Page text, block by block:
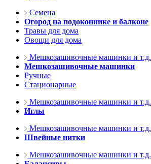
Семена
Огород на подоконнике и балконе
Травы для дома
Овощи для дома
Мешкозашивочные машинки и т.д.
Мешкозашивочные машинки
Ручные
Стационарные
Мешкозашивочные машинки и т.д.
Иглы
Мешкозашивочные машинки и т.д.
Швейные нитки
Мешкозашивочные машинки и т.д.